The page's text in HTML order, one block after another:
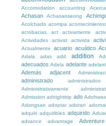
Accomodation
accounting Acerca
Achasan Achasanseong
Acolchado acompa
acrobacias
act activamente
Actividades activist activista
Actualmente acuario acuático
Adala adas add addition
adecuados Adela adelante
Además adjacent Administraci
administrado administrados
Administrativamente
Admission adnighttrip ado
Adongsan adoptar adoran
adquiri adquiribles adquirido
advance
advantage Adventure